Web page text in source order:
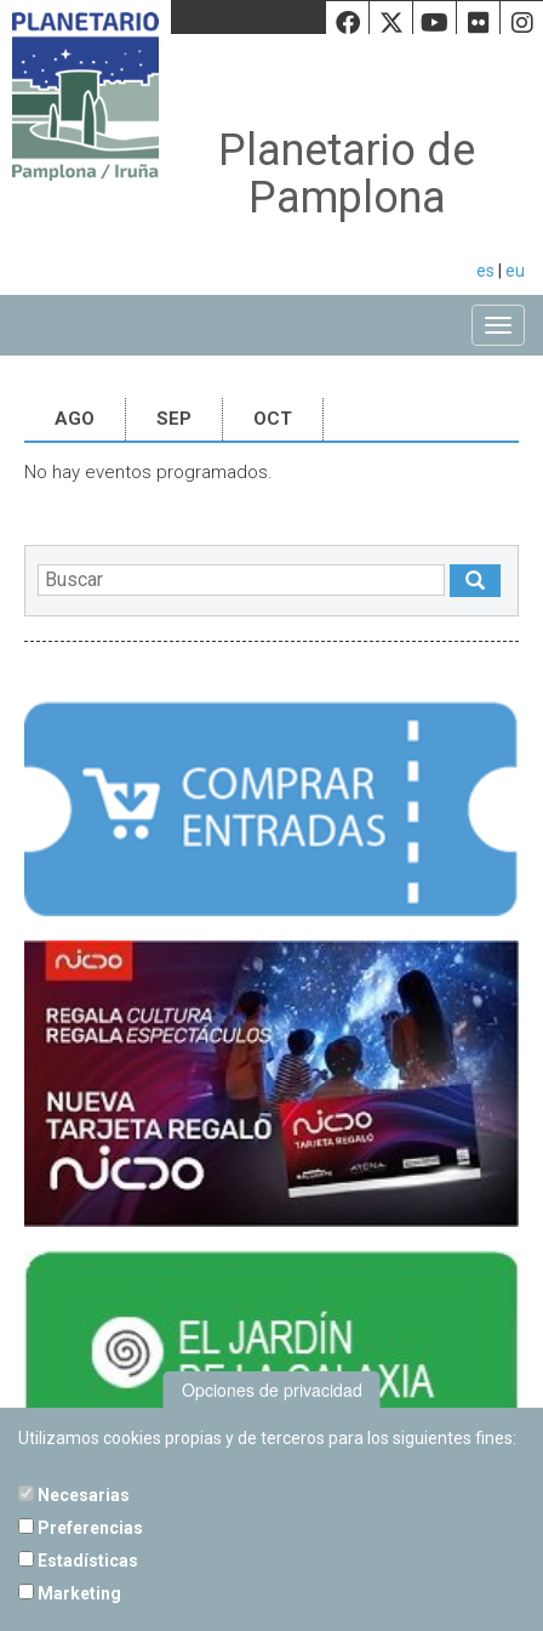
Facebook
Twiiter
Planetario de
Pamplona
es eu
AGO SEP OCT
No hay eventos programados.
Opciones de privacidad
Utilizamos cookies propias y de terceros para los siguientes fines:
Necesarias
Preferencias
Estadísticas
Marketing